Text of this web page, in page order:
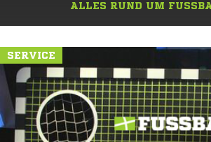
ALLES RUND UM
SERVICE